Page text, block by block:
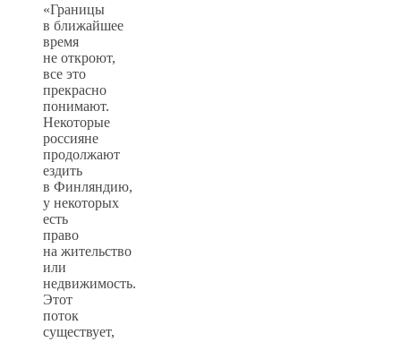
«Границы
в ближайшее
время
не откроют,
все это
прекрасно
понимают.
Некоторые
россияне
продолжают
ездить
в Финляндию,
у некоторых
есть
право
на жительство
или
недвижимость.
Этот
поток
существует,